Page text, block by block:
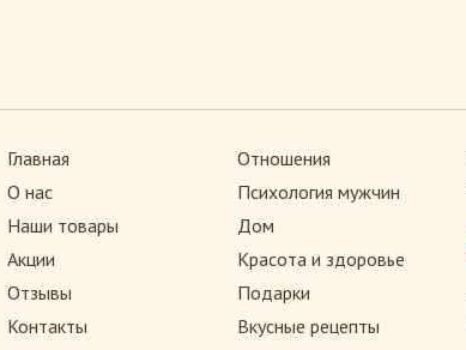
Главная
О нас
Наши товары
Акции
Отзывы
Контакты
Отношения
Психология мужчин
Дом
Красота и здоровье
Подарки
Вкусные рецепты